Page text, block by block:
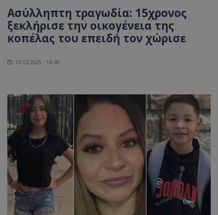
Ασύλληπτη τραγωδία: 15χρονος
ξεκλήρισε την οικογένεια της
κοπέλας του επειδή τον χώρισε
13.12.2025 - 10:45